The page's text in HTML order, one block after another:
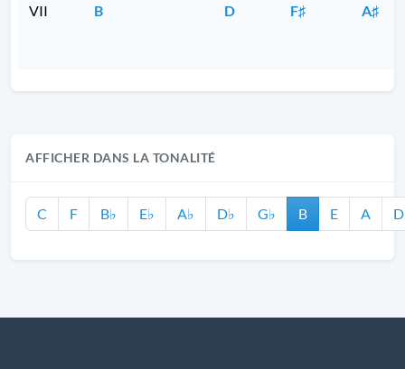
VII B D F♯ A♯
AFFICHER DANS LA TONALITÉ
C F B♭ E♭ A♭ D♭ G♭ B E A D